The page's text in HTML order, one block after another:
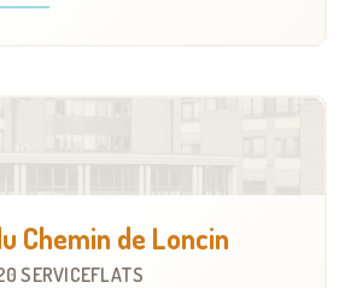
Chemin de Loncin
SERVICEFLATS